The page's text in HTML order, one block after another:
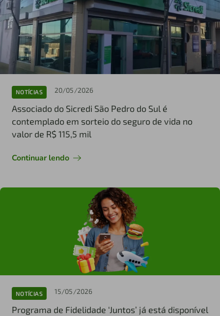
NOTÍCIAS 20/05/2026
Associado do Sicredi São Pedro do Sul é
contemplado em sorteio do seguro de vida no
valor de R$ 115,5 mil
Continuar lendo
NOTÍCIAS 15/05/2026
Programa de Fidelidade ‘Juntos’ já está disponível